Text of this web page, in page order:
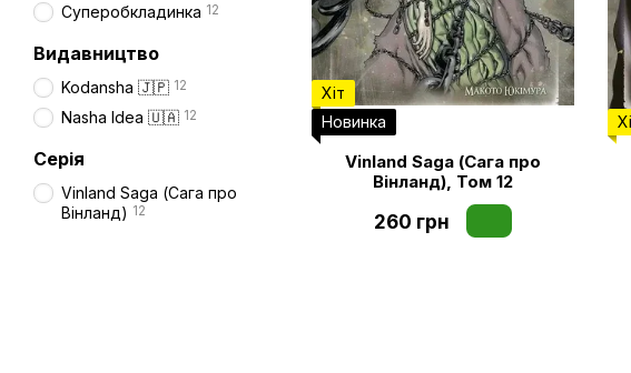
Хіт
Новинка
Vinland Saga (Сага про
Вінланд), Том 12
260 грн
Суперобкладинка 12
Видавництво
Kodansha 🇯🇵 12
Nasha Idea 🇺🇦 12
Серія
Vinland Saga (Сага про
Вінланд) 12